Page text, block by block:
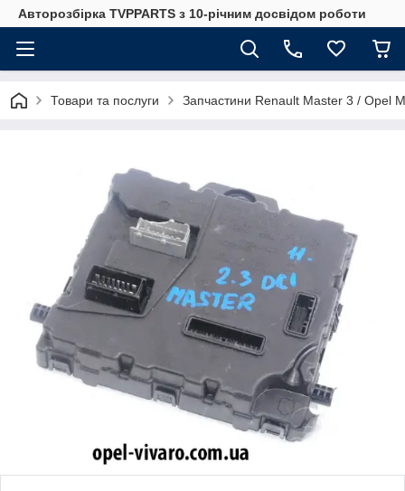
Авторозбірка TVPPARTS з 10-річним досвідом роботи
Товари та послуги Запчастини Renault Master 3 / Opel